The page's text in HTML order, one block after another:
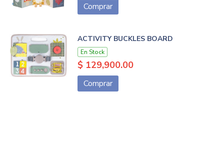
Comprar
ACTIVITY BUCKLES BOARD
En Stock
$ 129,900.00
Comprar